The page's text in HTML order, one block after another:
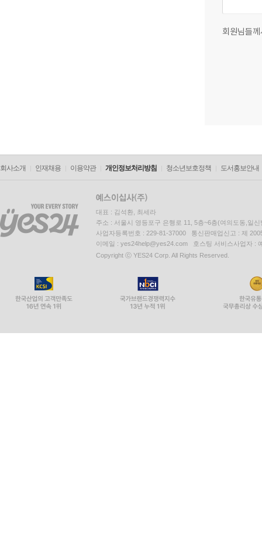
회원님들
회사소개 인재채용 이용약관 개인정보처리방침 청소년보호정책 도서홍보안내
대표 : 김석환, 최세라
주소 : 서울시 영등포구 은행로 11, 5층~6층(여의도동,일신
사업자등록번호 : 229-81-37000 통신판매업신고 : 제
이메일 : yes24help@yes24.com 호스팅 서비스사업자 :
Copyright ⓒ YES24 Corp. All Rights Reserved.